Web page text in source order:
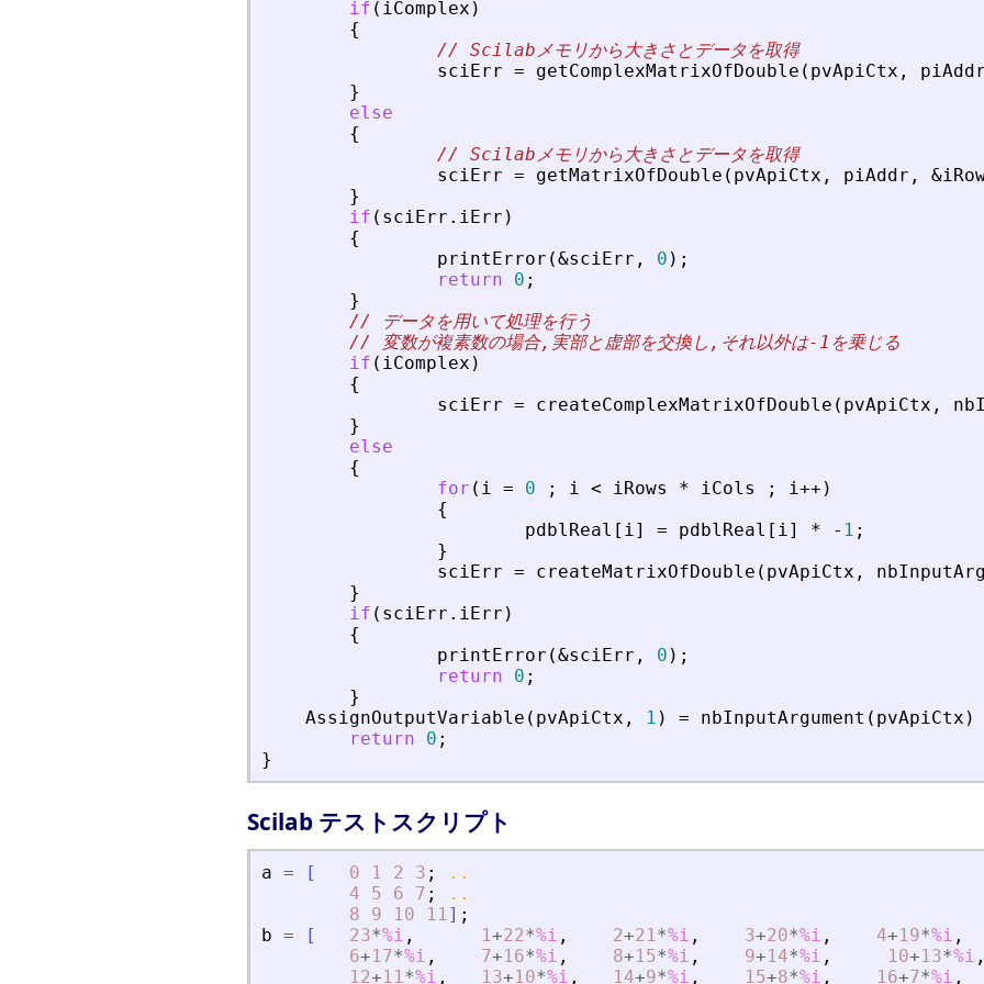
if ( iComplex )
{
// Scilabメモリから大きさとデータを取得
sciErr = getComplexMatrixOfDouble ( pvApiCtx , piAddr
}
else
{
// Scilabメモリから大きさとデータを取得
sciErr = getMatrixOfDouble ( pvApiCtx , piAddr , &
}
if ( sciErr . iErr )
{
printError (&sciErr , 0 ) ;
return
0 ;
}
// データを用いて処理を行う
// 変数が複素数の場合,実部と虚部を交換し,それ以外は-1を乗じる
if ( iComplex )
{
sciErr = createComplexMatrixOfDouble ( pvApiCtx ,
}
else
{
for ( i = 0 ; i < iRows * iCols ; i++ )
{
pdblReal [ i] = pdblReal [ i] * - 1 ;
}
sciErr = createMatrixOfDouble ( pvApiCtx ,
}
if ( sciErr . iErr )
{
printError (&sciErr , 0 ) ;
return
0 ;
}
AssignOutputVariable ( pvApiCtx , 1 ) = nbInputArgument ( pvApiCtx )
return
0 ;
}
Scilab テストスクリプト
a = [ 0 1 2 3 ;
..
4
5 6 7 ;
..
8
9 10 11] ;
b = [ 23*%i , 1+22*%i , 2+21*%i , 3+20*%i , 4+19*%i ,
6+17*%i , 7+16*%i , 8+15*%i , 9+14*%i , 10+13*%i ,
12+11*%i , 13+10*%i , 14+9*%i , 15+8*%i , 16+7*%i ,